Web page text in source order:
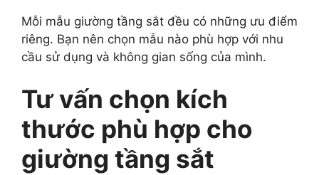
Mỗi mẫu giường tầng sắt đều có những ưu điểm
riêng. Bạn nên chọn mẫu nào phù hợp với nhu
cầu sử dụng và không gian sống của mình.
Tư vấn chọn kích
thước phù hợp cho
giường tầng sắt